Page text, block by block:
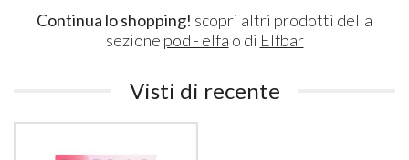
Continua lo shopping! scopri altri prodotti della
sezione pod - elfa o di Elfbar
Visti di recente